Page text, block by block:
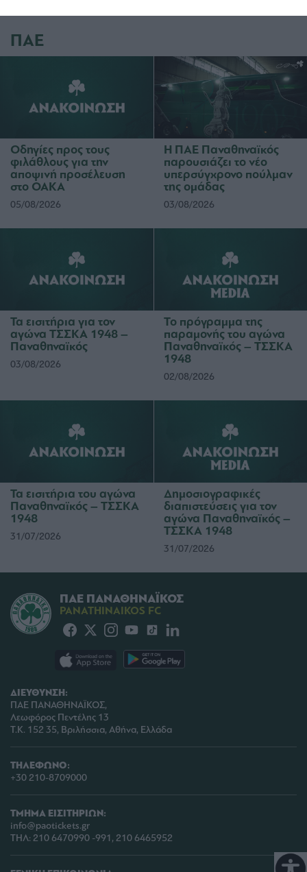
ΠΑΕ
Οδηγίες προς τους
φιλάθλους για την
αποψινή προσέλευση
στο ΟΑΚΑ
05/08/2026
Η ΠΑΕ Παναθηναϊκός
παρουσιάζει το νέο
υπερσύγχρονο πούλμαν
της ομάδας
03/08/2026
Τα εισιτήρια για τον
αγώνα ΤΣΣΚΑ 1948 –
Παναθηναϊκός
03/08/2026
Το πρόγραμμα της
παραμονής του αγώνα
Παναθηναϊκός – ΤΣΣΚΑ
1948
02/08/2026
Τα εισιτήρια του αγώνα
Παναθηναϊκός – ΤΣΣΚΑ
1948
31/07/2026
Δημοσιογραφικές
διαπιστεύσεις για τον
αγώνα Παναθηναϊκός –
ΤΣΣΚΑ 1948
31/07/2026
ΔΙΕΥΘΥΝΣΗ:
ΠΑΕ ΠΑΝΑΘΗΝΑΪΚΟΣ,
Λεωφόρος Πεντέλης 13
Τ.Κ. 152 35, Βριλήσσια, Αθήνα, Ελλάδα
ΤΗΛΕΦΩΝΟ:
+30 210-8709000
ΤΜΗΜΑ ΕΙΣΙΤΗΡΙΩΝ:
info@paotickets.gr
ΤΗΛ: 210 6470990 -991, 210 6465952
ΠΑΕ ΠΑΝΑΘΗΝΑΪΚΟΣ
PANATHINAIKOS FC